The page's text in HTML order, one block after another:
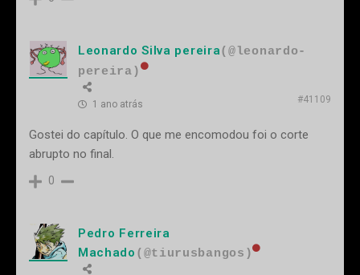
Leonardo Silva pereira(@leonardo-
pereira)
1 ano atrás #41109
Gostei do capítulo. O que me encomodou foi o corte
abrupto no final.
0
Pedro Ferreira
Machado (@tiurusbangos)